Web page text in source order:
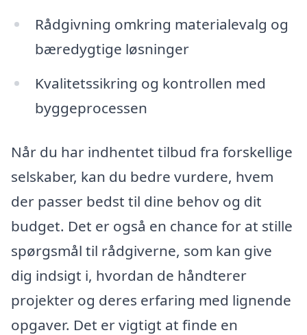
Rådgivning omkring materialevalg og
bæredygtige løsninger
Kvalitetssikring og kontrollen med
byggeprocessen
Når du har indhentet tilbud fra forskellige
selskaber, kan du bedre vurdere, hvem
der passer bedst til dine behov og dit
budget. Det er også en chance for at stille
spørgsmål til rådgiverne, som kan give
dig indsigt i, hvordan de håndterer
projekter og deres erfaring med lignende
opgaver. Det er vigtigt at finde en